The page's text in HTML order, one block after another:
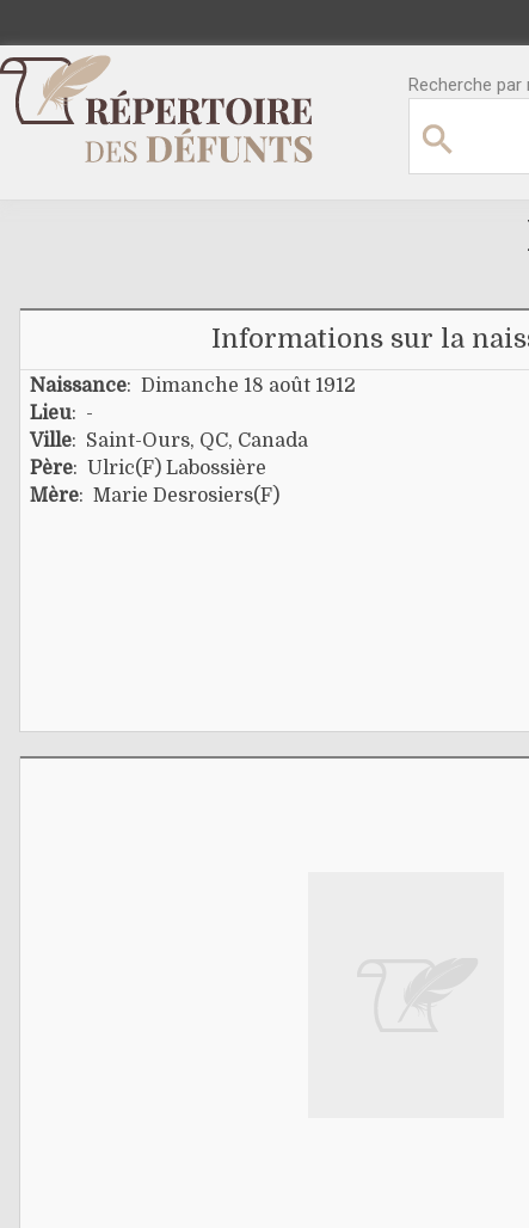
Recherche par
Informations sur la
Naissance: Dimanche 18 août 1912
Lieu: -
Ville: Saint-Ours, QC, Canada
Père: Ulric(f) Labossière
Mère: Marie Desrosiers(f)